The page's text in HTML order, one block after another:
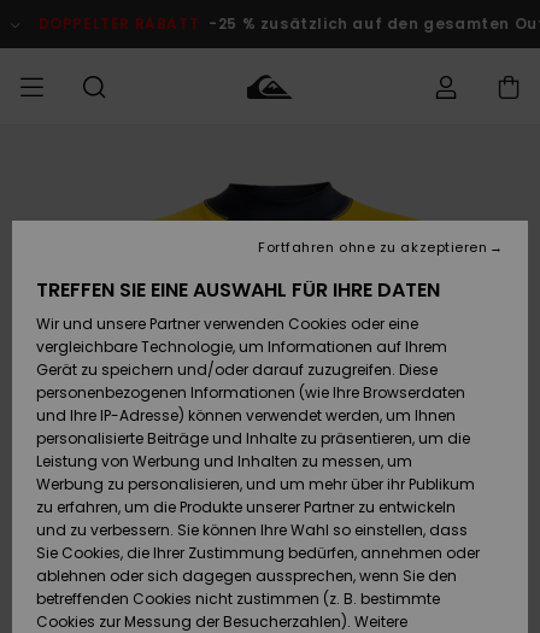
Produktinformation
DOPPELTER RABATT -25 % zusätzlich auf den gesamten
Accessoires
Schuhe&
Flip-Flops
Surf
Snow
Brandneu
Accessoires
Schuhe&
Flip-Flops
Surf
Snow
Brandneu
FRAUEN
Brandneu
Highlights
Snow
SURF
Männer
Kinder
Highlights
Community
SNOW
Männer
Snow Shop
Kinder
Snow Shop
Damen
Highlights
Community
DOPPELTER
RABATT
Herren
KINDER
Outlet
Frauen
HILFE & KONTAKT
Bestellung
zugreifen
Retouren
Bezahlung
Geschenkkarte
Quiksilver
Freedom
Datenschutz
TREFFEN SIE EINE AUSWAHL FÜR IHRE DATEN
Wir und unsere Partner verwenden Cookies oder eine
vergleichbare Technologie, um Informationen auf Ihrem
Gerät zu speichern und/oder darauf zuzugreifen. Diese
personenbezogenen Informationen (wie Ihre Browserdaten
und Ihre IP-Adresse) können verwendet werden, um Ihnen
personalisierte Beiträge und Inhalte zu präsentieren, um die
Leistung von Werbung und Inhalten zu messen, um
Werbung zu personalisieren, und um mehr über ihr Publikum
zu erfahren, um die Produkte unserer Partner zu entwickeln
und zu verbessern. Sie können Ihre Wahl so einstellen, dass
Sie Cookies, die Ihrer Zustimmung bedürfen, annehmen oder
ablehnen oder sich dagegen aussprechen, wenn Sie den
betreffenden Cookies nicht zustimmen (z. B. bestimmte
Cookies zur Messung der Besucherzahlen). Weitere
Fortfahren ohne zu akzeptieren